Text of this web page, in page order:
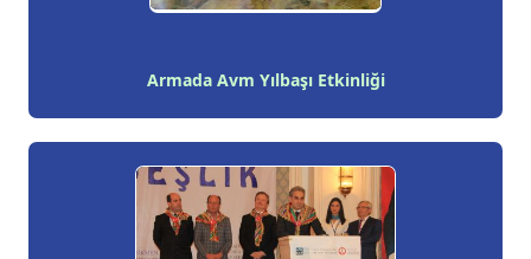
Armada Avm Yılbaşı Etkinliği